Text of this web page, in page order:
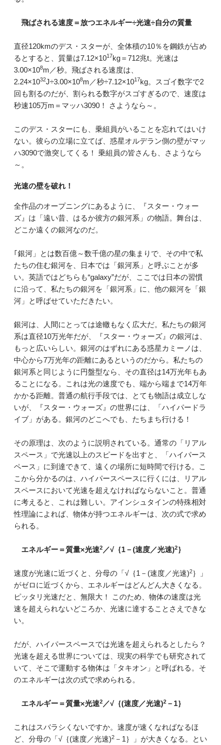
飛ばされる速度＝放つエネルギー÷光速÷自分の質量
直径120kmのデス・スターが、全体積の10％を鋼鉄が占め
るとすると、質量は7.12×1017kg＝712兆t。光速は
3.00×108m／秒。飛ばされる速度は、
2.24×1032J÷3.00×108m／秒÷7.12×1017kg。スゴイ数字で2
回も割るのだが、割られる数字がスゴすぎるので、速度は
秒速105万m＝マッハ3090！ さようなら～。
このデス・スターにも、乗組員がいることを忘れてはいけ
ない。彼らの立場に立てば、惑星オルデラン側の壁がマッ
ハ3090で激突してくる！ 乗組員の皆さんも、さようなら
～。
光速の壁を破れ！
全作品のオープニングにあるように、『スター・ウォー
ズ』は「遠い昔、はるか彼方の銀河系」の物語。舞台は、
どこか遠くの銀河なのだ。
｢銀河」とは数百億～数千億の星の集まりで、その中で私
たちの住む銀河を、日本では「銀河系」と呼ぶことが多
い。英語ではどちらも“galaxy”だが、ここでは日本の習慣
に沿って、私たちの銀河を「銀河系」に、他の銀河を「銀
河」と呼ばせていただきたい。
銀河は、人間にとっては途轍もなく広大だ。私たちの銀河
系は直径10万光年だが、『スター・ウォーズ』の銀河は、
もっと広いらしい。銀河のはずれにある惑星カミーノは、
中心から7万光年の距離にあるというのだから。私たちの
銀河系と同じように円盤型なら、その直径は14万光年もあ
ることになる。これは光の速度でも、端から端まで14万年
かかる距離。普通の航行手段では、とても物語は成立しな
いが、『スター・ウォーズ』の世界には、「ハイパードラ
イブ」がある。銀河のどこへでも、たちまち行ける！
その原理は、次のように説明されている。通常の「リアル
スペース」で光速以上のスピードを出すと、「ハイパース
ペース」に到達できて、遠くの場所に短時間で行ける。こ
こから分かるのは、ハイパースペースに行くには、リアル
スペースにおいて光速を超えなければならないこと。普通
に考えると、これは難しい。アインシュタインの特殊相対
性理論によれば、物体が持つエネルギーは、次の式で求め
られる。
エネルギー＝質量×光速2 ／√｛1－(速度／光速)2｝
速度が光速に近づくと、分母の「√｛1－(速度／光速)2｝」
がゼロに近づくから、エネルギーはどんどん大きくなる。
ピッタリ光速だと、無限大！ このため、物体の速度は光
速を超えられないどころか、光速に達することさえできな
い。
だが、ハイパースペースでは光速を超えられるとしたら？
光速を超える世界については、現実の科学でも研究されて
いて、そこで運動する物体は「タキオン」と呼ばれる。そ
のエネルギーは次の式で求められる。
エネルギー＝質量×光速2 ／√｛(速度／光速)2 －1｝
これはスバラシくないですか。速度が速くなればなるほ
ど、分母の「√｛(速度／光速)2 －1｝」が大きくなる。とい